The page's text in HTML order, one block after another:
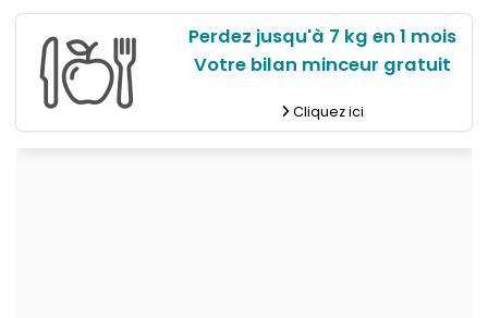
Perdez jusqu'à 7 kg en 1 mois
Votre bilan minceur gratuit
Cliquez ici